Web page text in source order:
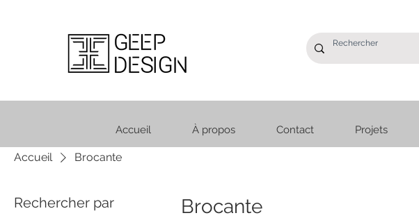
Accueil À propos Contact Projets
Accueil Brocante
Rechercher par Brocante
Contact Le Foubert